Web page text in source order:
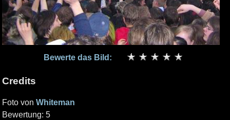
Bewerte das Bild:
Credits
Foto von Whiteman
Bewertung: 5